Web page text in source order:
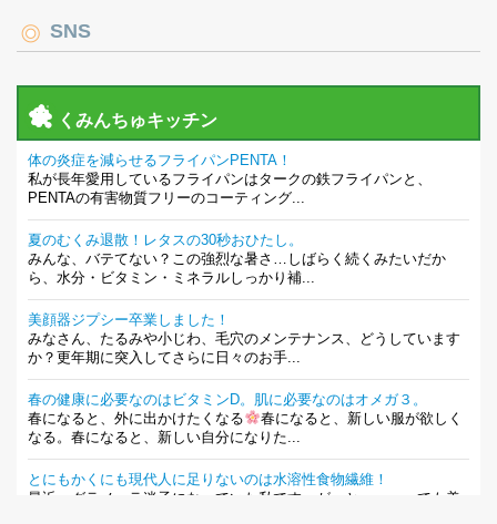
SNS
くみんちゅキッチン
体の炎症を減らせるフライパンPENTA！
私が長年愛用しているフライパンはタークの鉄フライパンと、
PENTAの有害物質フリーのコーティング...
夏のむくみ退散！レタスの30秒おひたし。
みんな、バテてない？この強烈な暑さ…しばらく続くみたいだか
ら、水分・ビタミン・ミネラルしっかり補...
美顔器ジプシー卒業しました！
みなさん、たるみや小じわ、毛穴のメンテナンス、どうしています
か？更年期に突入してさらに日々のお手...
春の健康に必要なのはビタミンD。肌に必要なのはオメガ３。
春になると、外に出かけたくなる
春になると、新しい服が欲しく
なる。春になると、新しい自分になりた...
とにもかくにも現代人に足りないのは水溶性食物繊維！
最近、グラノーラ迷子になっていた私です。が、と〜〜〜っても美